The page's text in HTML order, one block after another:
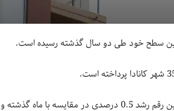
سطح خود طی دو سال گذشته رسیده است.
بر این اساس میانگین اجاره‌بهای ماهانه یک آپارتمان تکخوابه در کلگری 1,751 دلار است. این رقم رشد 0.5 درصدی در مقایسه با ماه گذشته و